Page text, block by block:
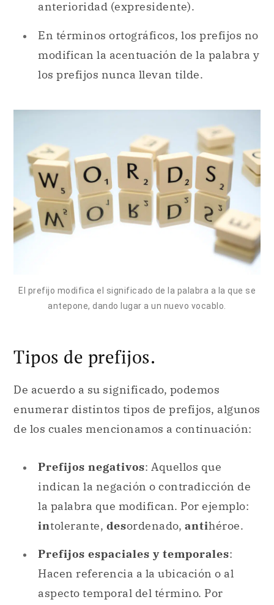
anterioridad (expresidente).
En términos ortográficos, los prefijos no
modifican la acentuación de la palabra y
los prefijos nunca llevan tilde.
El prefijo modifica el significado de la palabra a la que se
antepone, dando lugar a un nuevo vocablo.
Tipos de prefijos.
De acuerdo a su significado, podemos
enumerar distintos tipos de prefijos, algunos
de los cuales mencionamos a continuación:
Prefijos negativos: Aquellos que
indican la negación o contradicción de
la palabra que modifican. Por ejemplo:
intolerante, desordenado, antihéroe.
Prefijos espaciales y temporales:
Hacen referencia a la ubicación o al
aspecto temporal del término. Por